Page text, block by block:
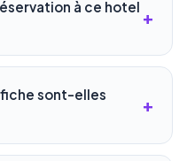
à ce hotel
sont-elles